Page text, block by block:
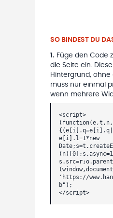
SO BINDEST DU
1 . Füge den Code
die Seite ein.
Hintergrund, ohne
muss nur einmal
wenn mehrere
<script>
e[i].l=1*new
'https://
b");
</script>